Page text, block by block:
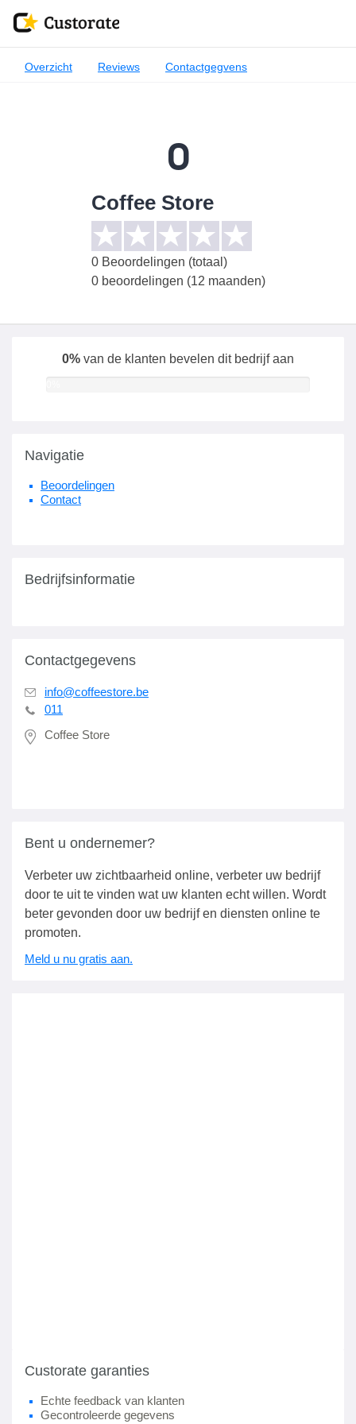
Overzicht Reviews Contactgegvens
0
Coffee Store
0Beoordelingen (totaal)
0 beoordelingen (12 maanden)
0% van de klanten bevelen dit bedrijf aan
Navigatie
Beoordelingen
Contact
Bedrijfsinformatie
Contactgegevens
info@coffeestore.be
011
Coffee Store
Bent u ondernemer?
Verbeter uw zichtbaarheid online, verbeter uw bedrijf
door te uit te vinden wat uw klanten echt willen. Wordt
beter gevonden door uw bedrijf en diensten online te
promoten.
Meld u nu gratis aan.
Custorate garanties
Echte feedback van klanten
Gecontroleerde gegevens